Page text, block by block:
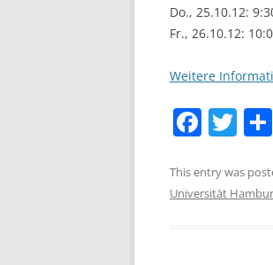
Do., 25.10.12:
Fr., 26.10.12:
Weitere
F
c
e
T
itt
er
This entry was
Universität